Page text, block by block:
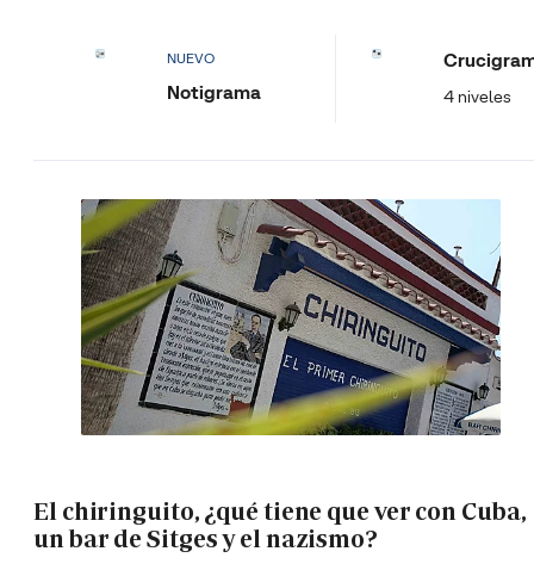
NUEVO
Notigrama 4 niveles
El chiringuito, ¿qué tiene que ver con Cuba,
un bar de Sitges y el nazismo?